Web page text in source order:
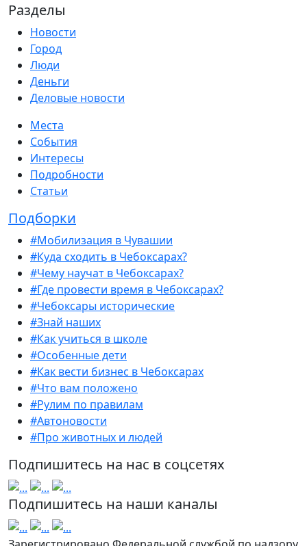
Разделы
Новости
Город
Люди
Деньги
Деловые новости
Места
События
Интересы
Подробности
Статьи
Подборки
#Мобилизация в Чувашии
#Куда сходить в Чебоксарах?
#Чему научат в Чебоксарах?
#Где провести время в Чебоксарах?
#Чебоксары исторические
#Знай наших
#Как учиться в школе
#Особенные дети
#Как вести бизнес в Чебоксарах
#Что вам положено
#Рулим по правилам
#Автоновости
#Про животных и людей
Подпишитесь на нас в соцсетях
Подпишитесь на наши каналы